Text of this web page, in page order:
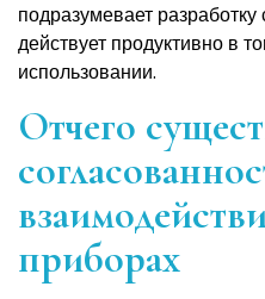
подразумевает разработку
действует продуктивно в
использовании.
Отчего
приборах